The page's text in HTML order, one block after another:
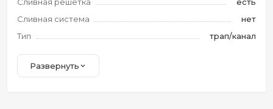
Сливная система
нет
Тип
трап/канал
Развернуть